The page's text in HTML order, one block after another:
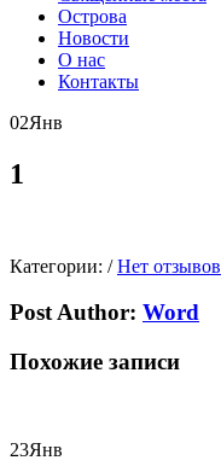
Острова
Новости
О нас
Контакты
02Янв
1
Категории: / Нет отзывов
Post Author: Word
Похожие записи
23Янв